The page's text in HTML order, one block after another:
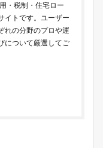
・税制・住宅ロー
イトです。ユーザー
れの分野のプロや運
について厳選してご